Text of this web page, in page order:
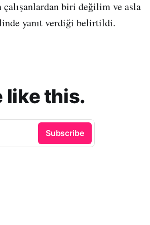
biri değilim ve asla
yanıt verdiği belirtildi.
like this.
Subscribe